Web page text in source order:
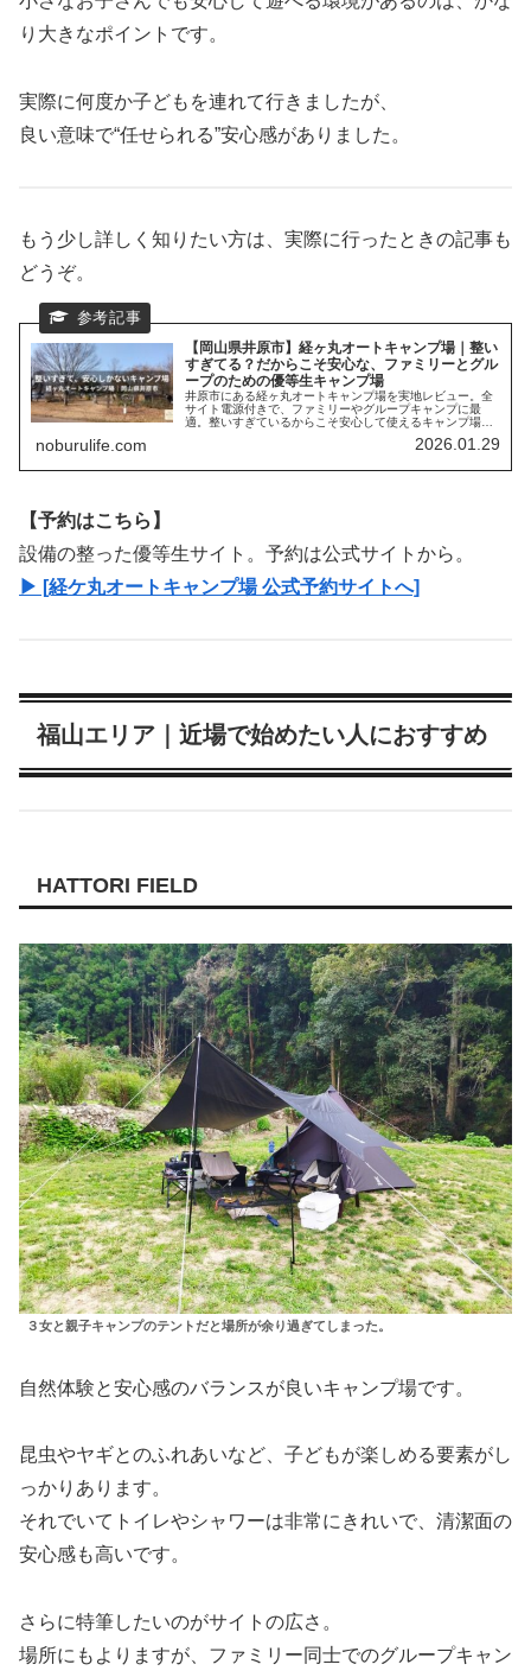
り大きなポイントです。
実際に何度か子どもを連れて行きましたが、
良い意味で“任せられる”安心感がありました。
もう少し詳しく知りたい方は、実際に行ったときの記事も
どうぞ。
【岡山県井原市】経ヶ丸オートキャンプ場｜整い
すぎてる？だからこそ安心な、ファミリーとグル
ープのための優等生キャンプ場
井原市にある経ヶ丸オートキャンプ場を実地レビュー。全
サイト電源付きで、ファミリーやグループキャンプに最
適。整いすぎているからこそ安心して使えるキャンプ場の
noburulife.com 2026.01.29
【予約はこちら】
設備の整った優等生サイト。予約は公式サイトから。
▶ [経ケ丸オートキャンプ場 公式予約サイトへ]
福山エリア｜近場で始めたい人におすすめ
HATTORI FIELD
３女と親子キャンプのテントだと場所が余り過ぎてしまった。
自然体験と安心感のバランスが良いキャンプ場です。
昆虫やヤギとのふれあいなど、子どもが楽しめる要素がし
っかりあります。
それでいてトイレやシャワーは非常にきれいで、清潔面の
安心感も高いです。
さらに特筆したいのがサイトの広さ。
場所にもよりますが、ファミリー同士でのグループキャン